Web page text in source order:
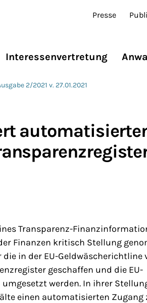
Presse
Interessenvertretung
2/2021 v. 27.01.2021
Transparenz-
Finanzen kritisch Stellung
in der EU-Geldwäscherichtline
geschaffen und die EU-
werden. In ihrer
einen automatisierten Zugang